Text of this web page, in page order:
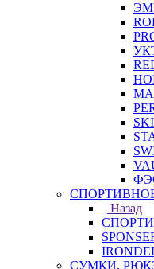
Назад
СУМКИ,